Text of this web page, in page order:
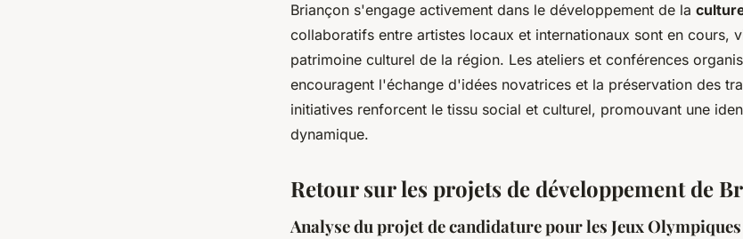
Briançon s'engage activement dans le développement de la
collaboratifs entre artistes locaux et internationaux sont en cours,
patrimoine culturel de la région. Les ateliers et conférences
encouragent l'échange d'idées novatrices et la préservation des
initiatives renforcent le tissu social et culturel, promouvant une
dynamique.
Retour sur les projets de développement de
Analyse du projet de candidature pour les Jeux